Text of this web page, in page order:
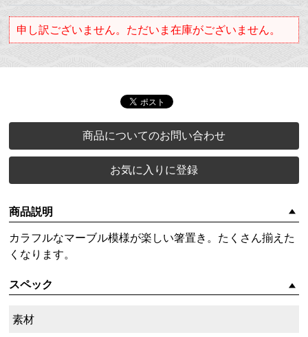
申し訳ございません。ただいま在庫がございません。
商品についてのお問い合わせ
お気に入りに登録
商品説明
カラフルなマーブル模様が楽しい箸置き。たくさん揃えた
くなります。
スペック
素材